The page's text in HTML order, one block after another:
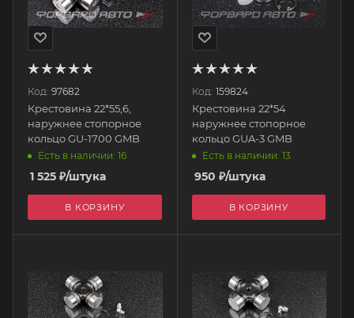
Код: 97682
Крестовина 22*55,6,
наружнее стопорное
кольцо GU-1700 GMB
Есть в наличии: 16
1 525 ₽/штука
В КОРЗИНУ
Код: 159824
Крестовина 22*54
наружнее стопорное
кольцо GUA-3 GMB
Есть в наличии: 13
950 ₽/штука
В КОРЗИНУ